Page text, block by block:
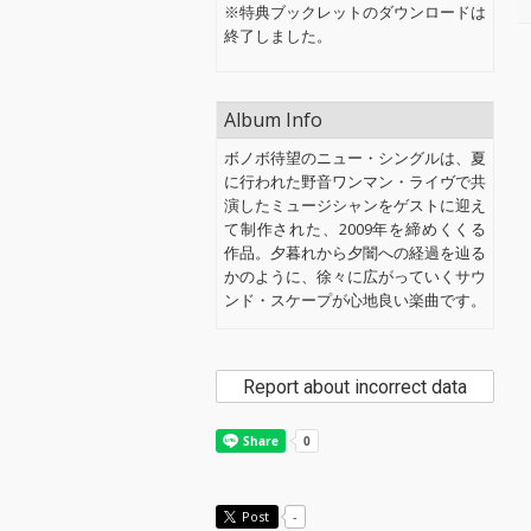
※特典ブックレットのダウンロードは
終了しました。
Album Info
ボノボ待望のニュー・シングルは、夏
に行われた野音ワンマン・ライヴで共
演したミュージシャンをゲストに迎え
て制作された、2009年を締めくくる
作品。夕暮れから夕闇への経過を辿る
かのように、徐々に広がっていくサウ
ンド・スケープが心地良い楽曲です。
Report about incorrect data
Post -